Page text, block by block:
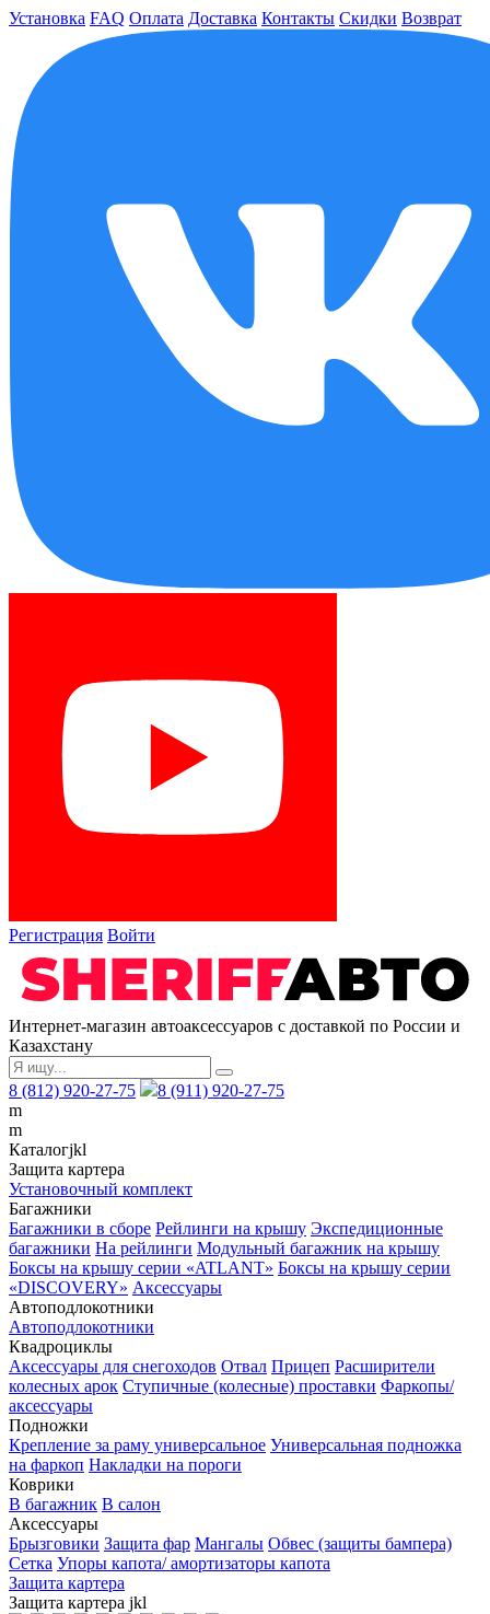
Установка FAQ Оплата Доставка Контакты Скидки Возврат
Регистрация Войти
Интернет-магазин автоаксессуаров с доставкой по России и
Казахстану
8 (812) 920-27-75
8 (911) 920-27-75
m
m
Каталогjkl
Защита картера
Установочный комплект
Багажники
Багажники в сборе Рейлинги на крышу Экспедиционные
багажники На рейлинги Модульный багажник на крышу
Боксы на крышу серии «ATLANT» Боксы на крышу серии
«DISCOVERY» Аксессуары
Автоподлокотники
Автоподлокотники
Квадроциклы
Аксессуары для снегоходов Отвал Прицеп Расширители
колесных арок Ступичные (колесные) проставки Фаркопы/
аксессуары
Подножки
Крепление за раму универсальное Универсальная подножка
на фаркоп Накладки на пороги
Коврики
В багажник В салон
Аксессуары
Брызговики Защита фар Мангалы Обвес (защиты бампера)
Сетка Упоры капота/ амортизаторы капота
Защита картера
Защита картера jkl